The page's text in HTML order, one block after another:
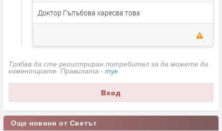
Доктор Гълъбова харесва това
Трябва да сте регистриран потребител за да можете да
коментирате. Правилата - тук
Вход
Още новини от Светът